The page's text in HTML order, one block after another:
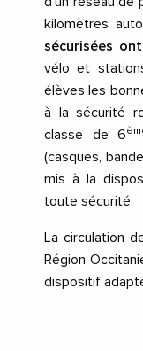
kilomètres
sécurisées
vélo et
élèves les
à la sécurité
classe de 6
(casques,
mis à la
toute sécurité.
La circulation
Région
dispositif